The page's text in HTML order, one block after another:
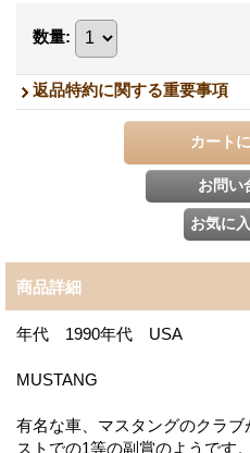
数量:
返品特約に関する重要事項
商品詳細
年代 1990年代 USA
MUSTANG
有名な車、マスタングのクラ
ストでの1等の副賞のようです。